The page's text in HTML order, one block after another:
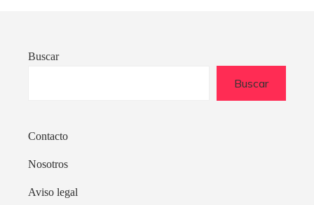
Buscar
Buscar
Contacto
Nosotros
Aviso legal